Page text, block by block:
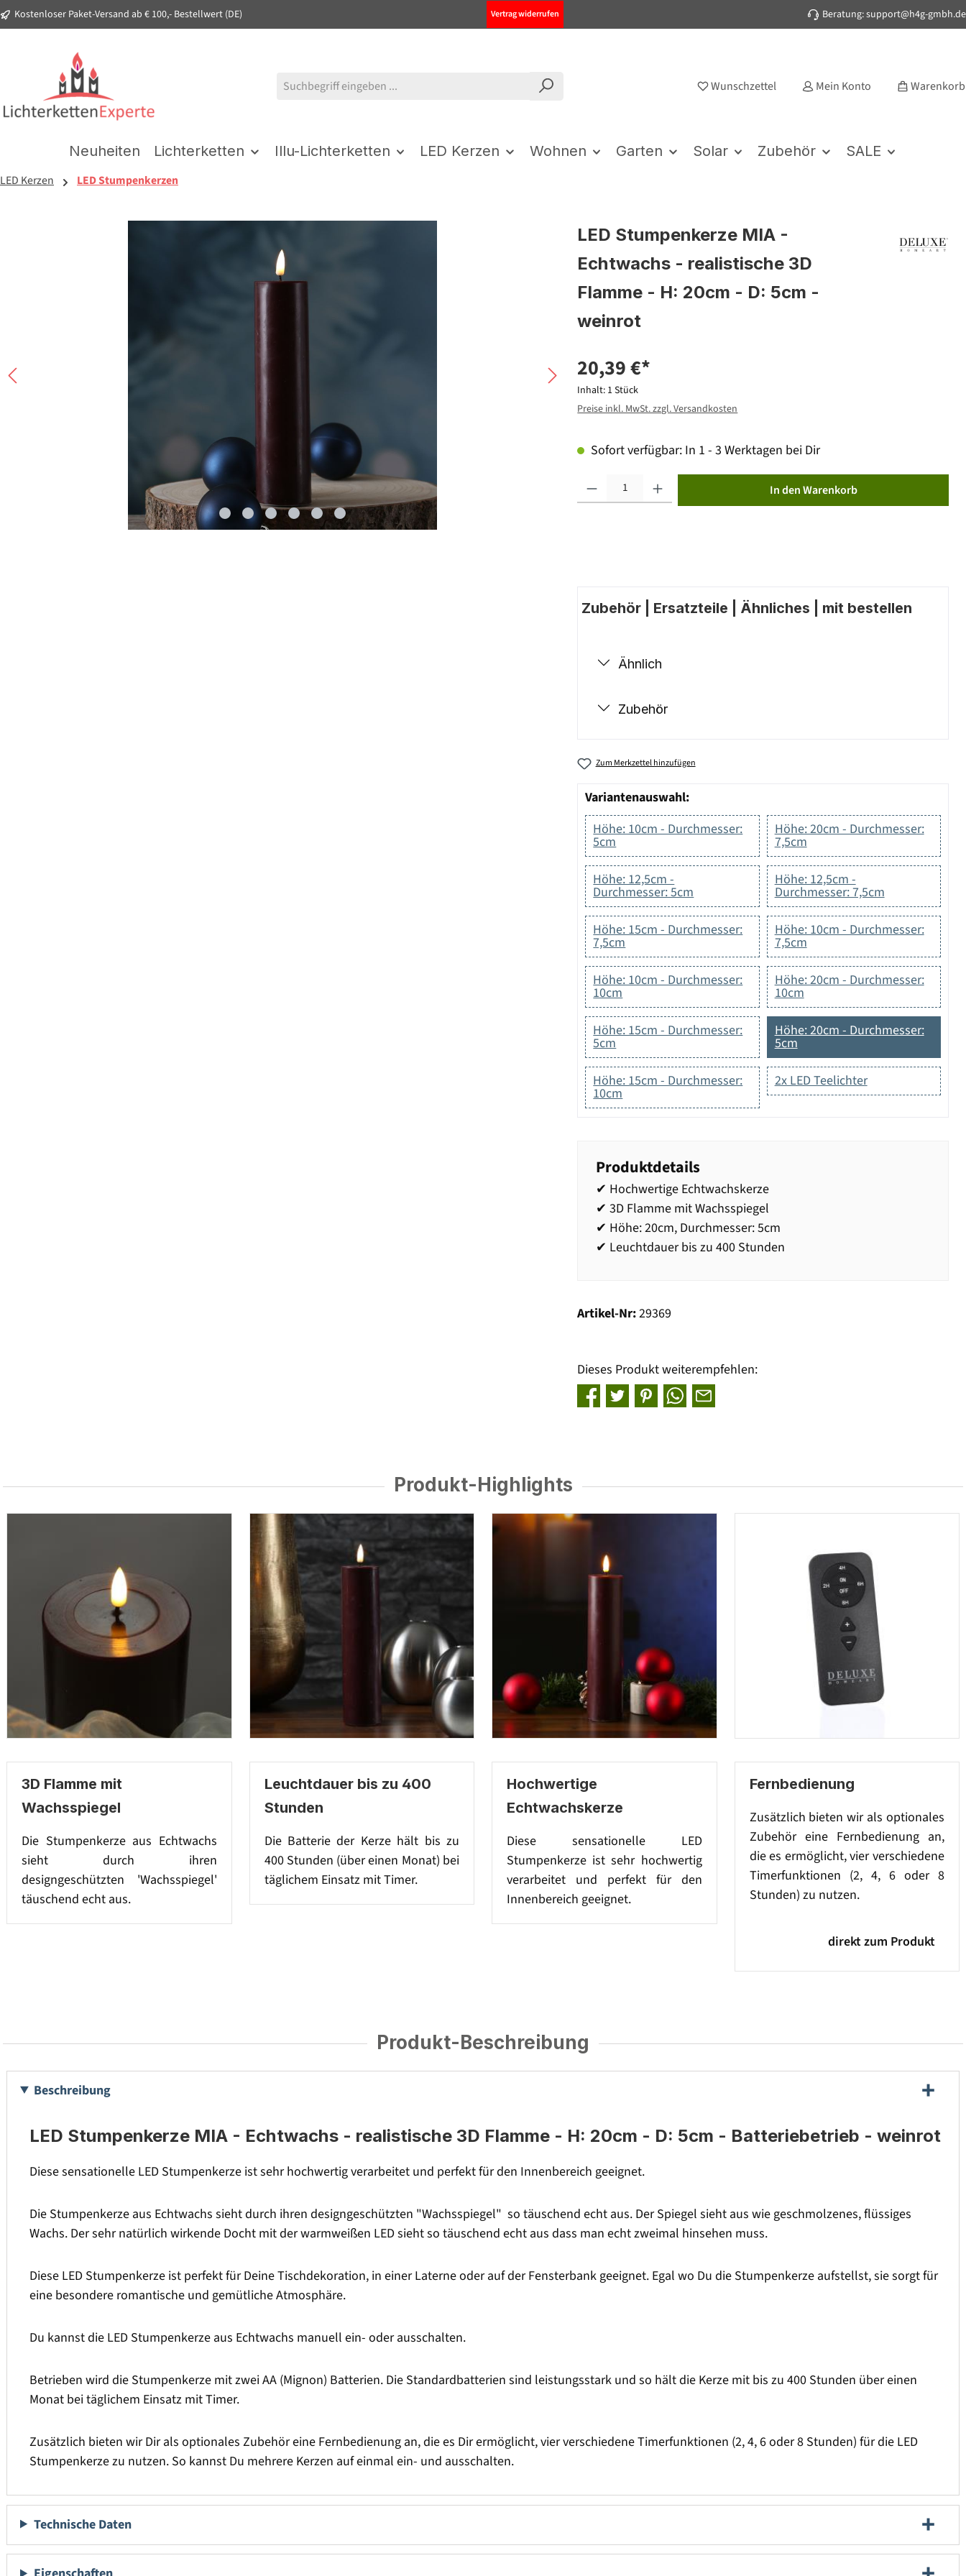
Zur Hauptnavigation springen
Kostenloser Paket-Versand ab € 100,- Bestellwert (DE) Vertrag widerrufen Beratung: support@h4g-gmbh.de
Wunschzettel Mein Konto Warenkorb
Neuheiten Lichterketten Illu-Lichterketten LED Kerzen Wohnen Garten Solar Zubehör SALE
LED Kerzen LED Stumpenkerzen
LED Stumpenkerze MIA -
Echtwachs - realistische 3D
Flamme - H: 20cm - D: 5cm -
weinrot
20,39 €*
Inhalt: 1 Stück
Preise inkl. MwSt. zzgl. Versandkosten
Sofort verfügbar: In 1 - 3 Werktagen bei Dir
In den Warenkorb
Zubehör | Ersatzteile | Ähnliches | mit bestellen
Ähnlich
Zubehör
Zum Merkzettel hinzufügen
Variantenauswahl:
Höhe: 10cm - Durchmesser:
5cm
Höhe: 20cm - Durchmesser:
7,5cm
Höhe: 12,5cm -
Durchmesser: 5cm
Höhe: 12,5cm -
Durchmesser: 7,5cm
Höhe: 15cm - Durchmesser:
7,5cm
Höhe: 10cm - Durchmesser:
7,5cm
Höhe: 10cm - Durchmesser:
10cm
Höhe: 20cm - Durchmesser:
10cm
Höhe: 15cm - Durchmesser:
5cm
Höhe: 20cm - Durchmesser:
5cm
Höhe: 15cm - Durchmesser:
10cm
2x LED Teelichter
Produktdetails
✔ Hochwertige Echtwachskerze
✔ 3D Flamme mit Wachsspiegel
✔ Höhe: 20cm, Durchmesser: 5cm
✔ Leuchtdauer bis zu 400 Stunden
Artikel-Nr:29369
Dieses Produkt weiterempfehlen:
Produkt-Highlights
3D Flamme mit
Wachsspiegel
Die Stumpenkerze aus Echtwachs
sieht durch ihren
designgeschützten 'Wachsspiegel'
täuschend echt aus.
Leuchtdauer bis zu 400
Stunden
Die Batterie der Kerze hält bis zu
400 Stunden (über einen Monat) bei
täglichem Einsatz mit Timer.
Hochwertige
Echtwachskerze
Diese sensationelle LED
Stumpenkerze ist sehr hochwertig
verarbeitet und perfekt für den
Innenbereich geeignet.
Fernbedienung
Zusätzlich bieten wir als optionales
Zubehör eine Fernbedienung an,
die es ermöglicht, vier verschiedene
Timerfunktionen (2, 4, 6 oder 8
Stunden) zu nutzen.
direkt zum Produkt
Produkt-Beschreibung
Beschreibung
LED Stumpenkerze MIA - Echtwachs - realistische 3D Flamme - H: 20cm - D: 5cm - Batteriebetrieb - weinrot
Diese sensationelle LED Stumpenkerze ist sehr hochwertig verarbeitet und perfekt für den Innenbereich geeignet.
Die Stumpenkerze aus Echtwachs sieht durch ihren designgeschützten "Wachsspiegel" so täuschend echt aus. Der Spiegel sieht aus wie geschmolzenes, flüssiges
Wachs. Der sehr natürlich wirkende Docht mit der warmweißen LED sieht so täuschend echt aus dass man echt zweimal hinsehen muss.
Diese LED Stumpenkerze ist perfekt für Deine Tischdekoration, in einer Laterne oder auf der Fensterbank geeignet. Egal wo Du die Stumpenkerze aufstellst, sie sorgt für
eine besondere romantische und gemütliche Atmosphäre.
Du kannst die LED Stumpenkerze aus Echtwachs manuell ein- oder ausschalten.
Betrieben wird die Stumpenkerze mit zwei AA (Mignon) Batterien. Die Standardbatterien sind leistungsstark und so hält die Kerze mit bis zu 400 Stunden über einen
Monat bei täglichem Einsatz mit Timer.
Zusätzlich bieten wir Dir als optionales Zubehör eine Fernbedienung an, die es Dir ermöglicht, vier verschiedene Timerfunktionen (2, 4, 6 oder 8 Stunden) für die LED
Stumpenkerze zu nutzen. So kannst Du mehrere Kerzen auf einmal ein- und ausschalten.
Technische Daten